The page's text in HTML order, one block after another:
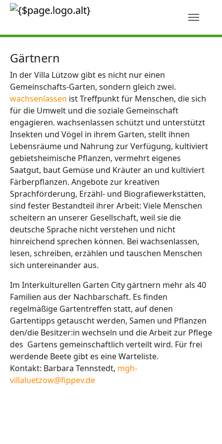
Skip to main content
Gärtnern
In der Villa Lützow gibt es nicht nur einen
Gemeinschafts-Garten, sondern gleich zwei.
wachsenlassen ist Treffpunkt für Menschen, die sich
für die Umwelt und die soziale Gemeinschaft
engagieren. wachsenlassen schützt und unterstützt
Insekten und Vögel in ihrem Garten, stellt ihnen
Lebensräume und Nahrung zur Verfügung, kultiviert
gebietsheimische Pflanzen, vermehrt eigenes
Saatgut, baut Gemüse und Kräuter an und kultiviert
Färberpflanzen. Angebote zur kreativen
Sprachförderung, Erzähl- und Biografiewerkstätten,
sind fester Bestandteil ihrer Arbeit: Viele Menschen
scheitern an unserer Gesellschaft, weil sie die
deutsche Sprache nicht verstehen und nicht
hinreichend sprechen können. Bei wachsenlassen,
lesen, schreiben, erzählen und tauschen Menschen
sich untereinander aus.
Im Interkulturellen Garten City gärtnern mehr als 40
Familien aus der Nachbarschaft. Es finden
regelmäßige Gartentreffen statt, auf denen
Gartentipps getauscht werden, Samen und Pflanzen
den/die Besitzer:in wechseln und die Arbeit zur Pflege
des Gartens gemeinschaftlich verteilt wird. Für frei
werdende Beete gibt es eine Warteliste.
Kontakt: Barbara Tennstedt, mgh-
villaluetzow@fippev.de